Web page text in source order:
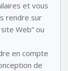
et vous
rendre sur
Web” ou
en compte
de